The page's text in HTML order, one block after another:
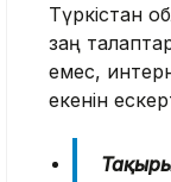
Түркістан
заң
емес,
екенін